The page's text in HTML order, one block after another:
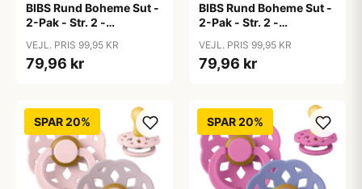
BIBS Rund Boheme Sut -
2-Pak - Str. 2 -
Blue/Island Sea
VEJL. PRIS 99,95 KR
79,96 kr
BIBS Rund Boheme Sut -
2-Pak - Str. 2 -
Pink/Plum
VEJL. PRIS 99,95 KR
79,96 kr
SPAR 20% SPAR 20%